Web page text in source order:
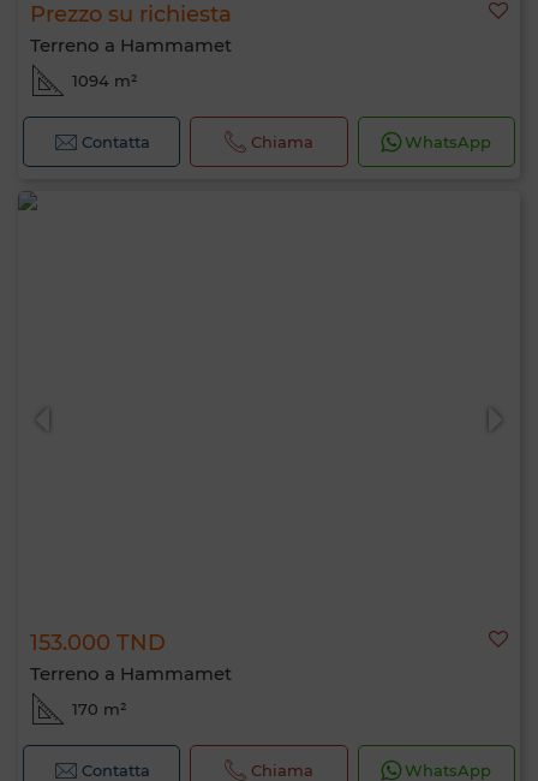
Prezzo su richiesta
Terreno a Hammamet
1094 m²
Contatta Chiama WhatsApp
153.000 TND
Terreno a Hammamet
170 m²
Contatta Chiama WhatsApp